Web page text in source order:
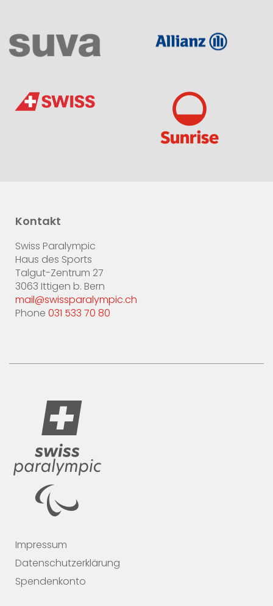
Kontakt
Swiss Paralympic
Haus des Sports
Talgut-Zentrum 27
3063 Ittigen b. Bern
mail@swissparalympic.ch
Phone 031 533 70 80
Impressum
Datenschutzerklärung
Spendenkonto